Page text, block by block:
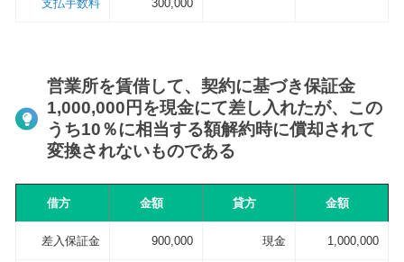
支払手数料 300,000
営業所を賃借して、契約に基づき保証金
1,000,000円を現金にて差し入れたが、この
うち10％に相当する額解約時に償却されて
変換されないものである
借方 金額 貸方 金額
差入保証金 900,000 現金 1,000,000